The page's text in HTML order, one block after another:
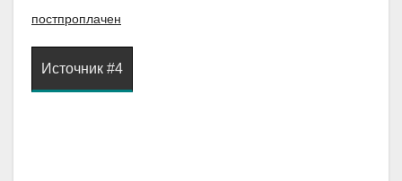
постпроплачен
Источник #4